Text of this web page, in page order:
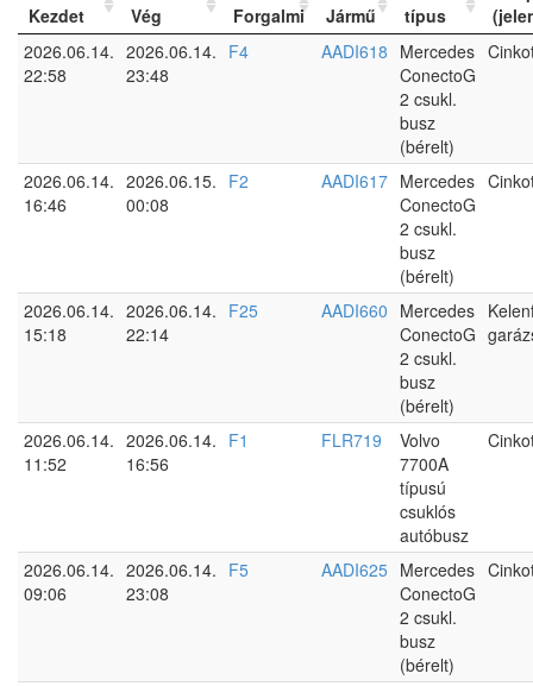
Kezdet Vég Forgalmi Jármű
típus
2026.06.14.
22:58
2026.06.14.
23:48
F4 AADI618 Mercedes
ConectoG
2 csukl.
busz
(bérelt)
2026.06.14.
16:46
2026.06.15.
00:08
F2 AADI617 Mercedes
ConectoG
2 csukl.
busz
(bérelt)
2026.06.14.
15:18
2026.06.14.
22:14
F25 AADI660 Mercedes
ConectoG
2 csukl.
busz
(bérelt)
2026.06.14.
11:52
2026.06.14.
16:56
F1 FLR719
Volvo
7700A
típusú
csuklós
autóbusz
2026.06.14.
09:06
2026.06.14.
23:08
F5 AADI625 Mercedes
ConectoG
2 csukl.
busz
(bérelt)